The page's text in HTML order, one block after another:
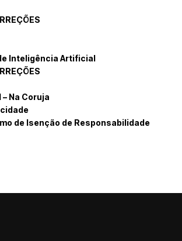
Inteligência Artificial
Na Coruja
de Isenção de Responsabilidade